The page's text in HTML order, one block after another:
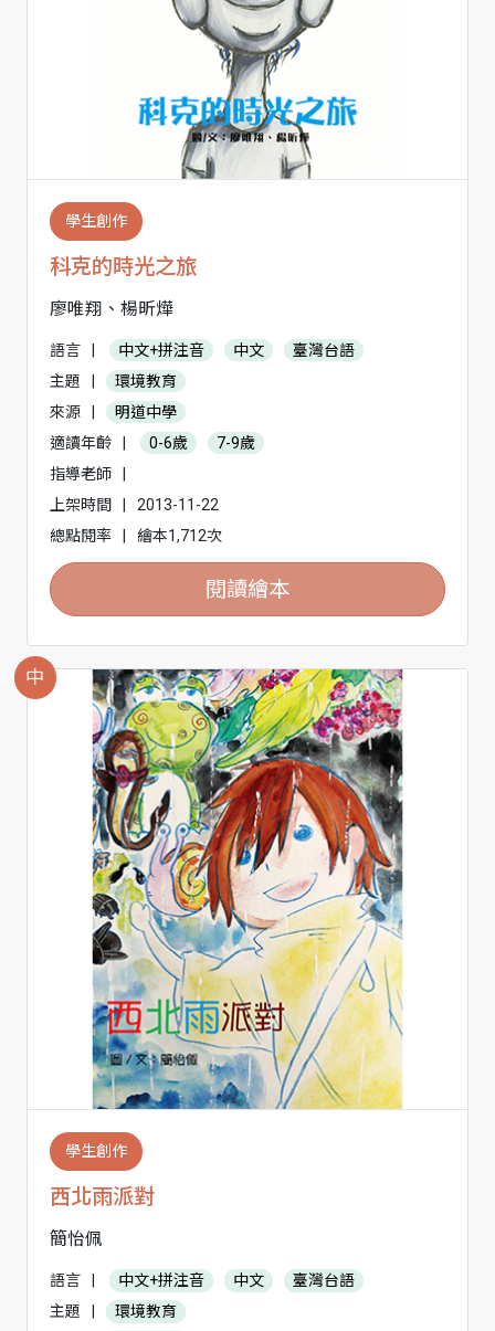
學生創作
科克的時光之旅
廖唯翔、楊昕燁
語言 中文+拼注音 中文
臺灣台語
主題
環境教育
來源
明道中學
適讀年齡
0-6歲
7-9歲
指導老師
上架時間
2013-11-22
總點閱率
繪本1,712次
閱讀繪本
中
學生創作
西北雨派對
簡怡佩
語言 中文+拼注音 中文
臺灣台語
主題
環境教育